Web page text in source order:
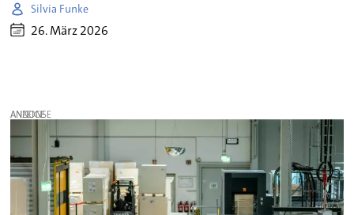
Silvia Funke
26. März 2026
ANZEIGE